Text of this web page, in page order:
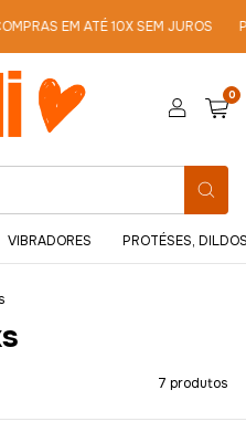
EM ATÉ 10X SEM JUROS
0
VIBRADORES PROTÉSES,
7 produtos